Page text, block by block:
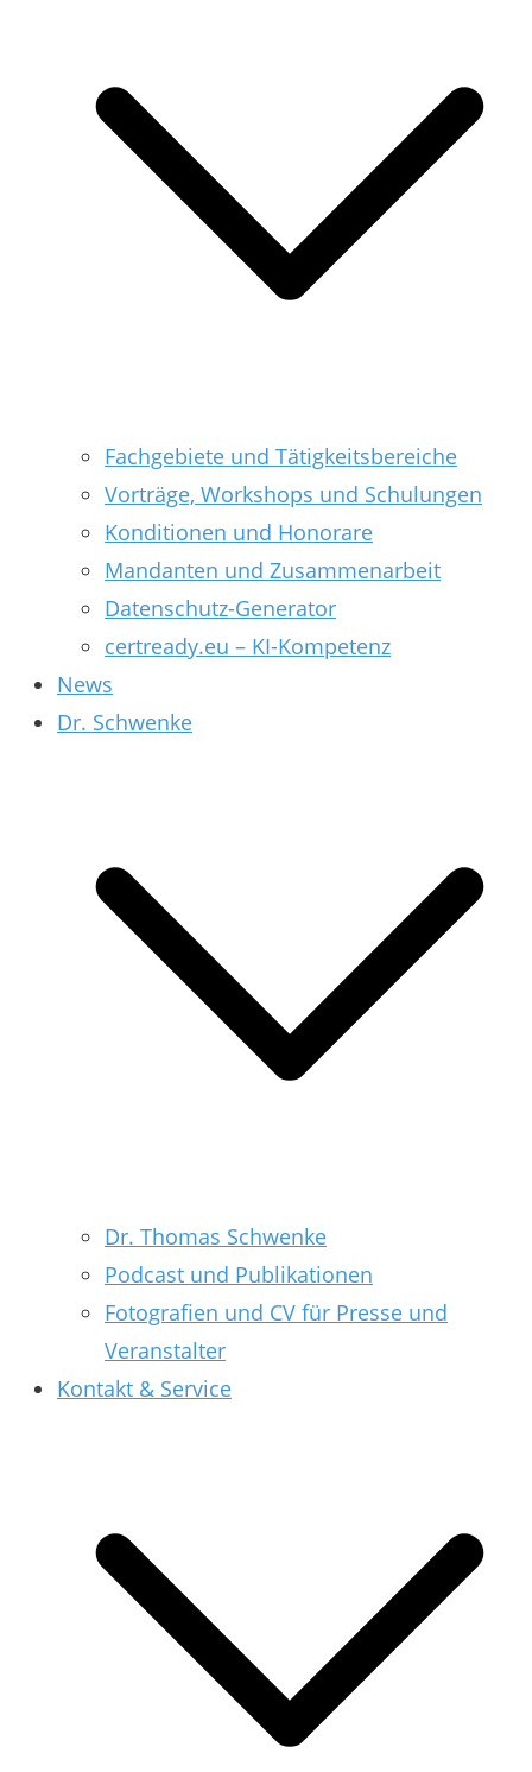
Fachgebiete und Tätigkeitsbereiche
Vorträge, Workshops und Schulungen
Konditionen und Honorare
Mandanten und Zusammenarbeit
Datenschutz-Generator
certready.eu – KI-Kompetenz
News
Dr. Schwenke
Dr. Thomas Schwenke
Podcast und Publikationen
Fotografien und CV für Presse und
Veranstalter
Kontakt & Service